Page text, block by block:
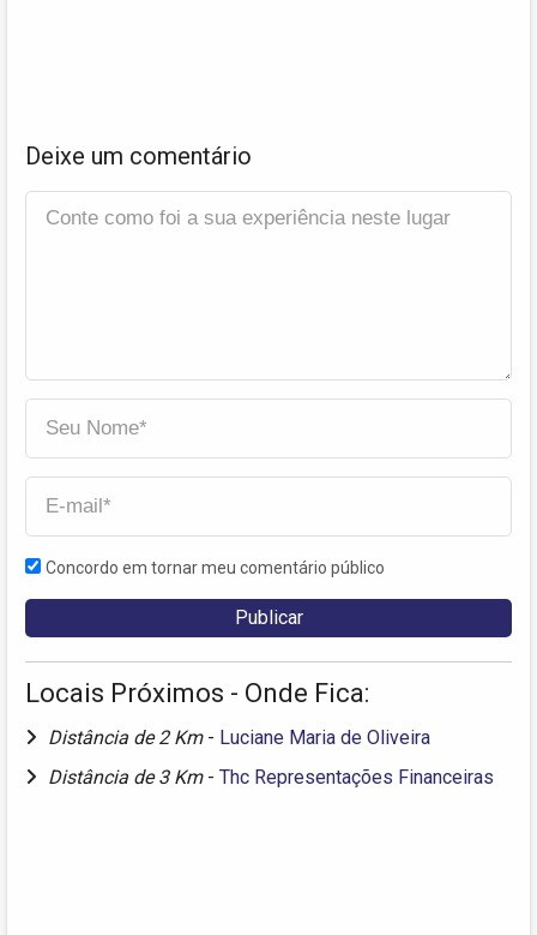
Deixe um comentário
Concordo em tornar meu comentário público
Locais Próximos - Onde Fica:
Distância de 2 Km - Luciane Maria de Oliveira
Distância de 3 Km - Thc Representações Financeiras